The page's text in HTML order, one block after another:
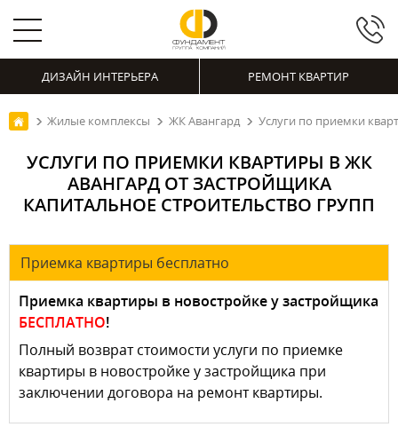
ДИЗАЙН ИНТЕРЬЕРА РЕМОНТ КВАРТИР
Жилые комплексы ЖК Авангард Услуги по приемки
УСЛУГИ ПО ПРИЕМКИ КВАРТИРЫ В ЖК
АВАНГАРД ОТ ЗАСТРОЙЩИКА
КАПИТАЛЬНОЕ СТРОИТЕЛЬСТВО ГРУПП
Приемка квартиры бесплатно
Приемка квартиры в новостройке у застройщика
БЕСПЛАТНО!
Полный возврат стоимости услуги по приемке
квартиры в новостройке у застройщика при
заключении договора на ремонт квартиры.